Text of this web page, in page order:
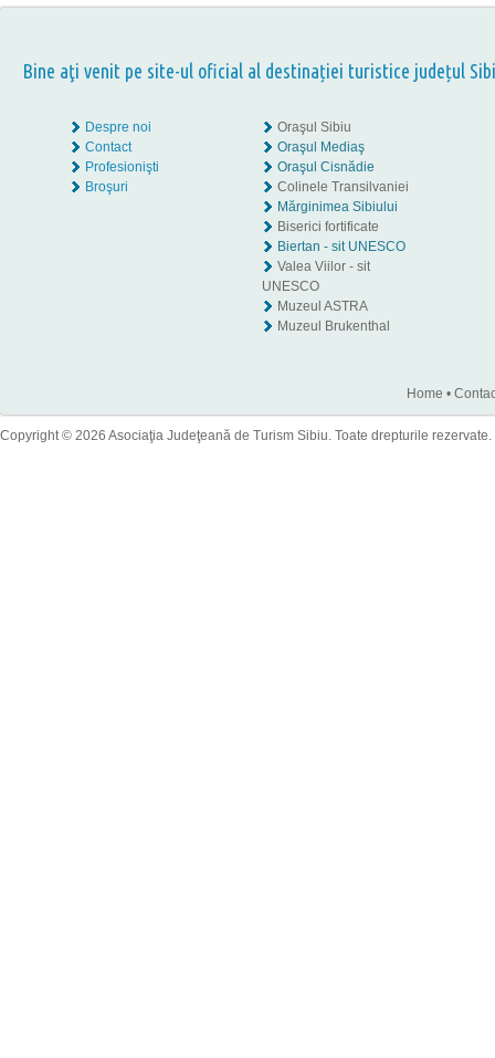
Bine aţi venit pe site-ul oficial al destinației turistice județul
Despre noi
Contact
Profesionişti
Broşuri
Oraşul Sibiu
Oraşul Mediaş
Oraşul Cisnădie
Colinele Transilvaniei
Mărginimea Sibiului
Biserici fortificate
Biertan - sit UNESCO
Valea Viilor - sit
UNESCO
Muzeul ASTRA
Muzeul Brukenthal
Home •
Copyright © 2026 Asociaţia Judeţeană de Turism Sibiu. Toate drepturile rezervate.